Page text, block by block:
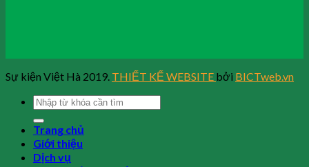
Sự kiện Việt Hà 2019. THIẾT KẾ WEBSITE bởi BICTweb.vn
Trang chủ
Giới thiệu
Dịch vụ